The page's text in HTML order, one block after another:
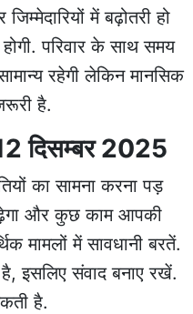
में बढ़ोतरी हो
परिवार के साथ समय
रहेगी लेकिन मानसिक
है.
दिसम्बर 2025
का सामना करना पड़
और कुछ काम आपकी
मामलों में सावधानी बरतें.
इसलिए संवाद बनाए रखें.
है.